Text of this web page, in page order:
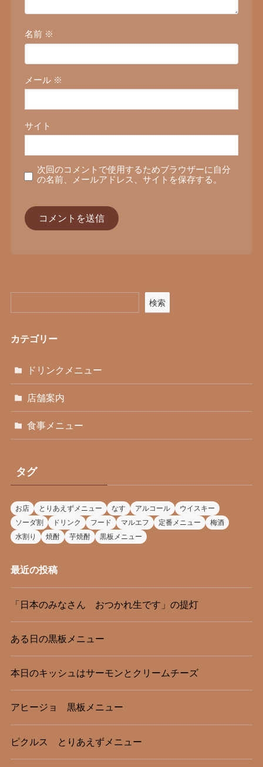
名前 ※
メール ※
サイト
次回のコメントで使用するためブラウザーに自分
の名前、メールアドレス、サイトを保存する。
検索
カテゴリー
ドリンクメニュー
店舗案内
食事メニュー
タグ
お店 とりあえずメニュー なす アルコール
ウイスキー
ソーダ割
ドリンク フード マルエフ 定番メニュー
梅酒
水割り
焼酎 芋焼酎 黒板メニュー
最近の投稿
「日本のみなさん おつかれ生です」の提灯
ある日の黒板メニュー
本日のキッシュはサーモンとクリームチーズ
アヒージョ 黒板メニュー
ピクルス とりあえずメニュー